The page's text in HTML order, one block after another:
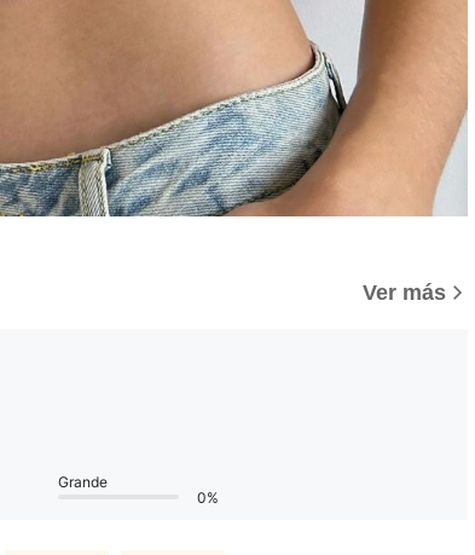
Ver más
Grande
0%